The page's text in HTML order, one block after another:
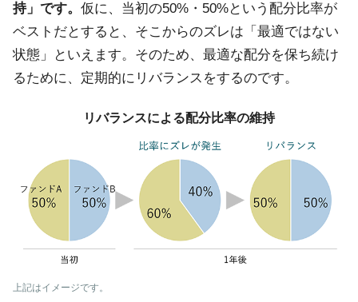
持」です。 仮に、当初の50%・50%という配分比率が
ベストだとすると、そこからのズレは「最適ではない
状態」といえます。そのため、最適な配分を保ち続け
るために、定期的にリバランスをするのです。
上記はイメージです。
リバランスによる配分比率の維持